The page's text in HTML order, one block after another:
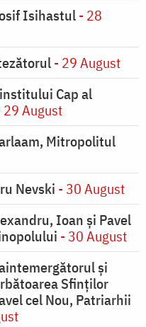
Isihastul- 28
- 29 August
Cap al
29 August
Mitropolitul
Nevski - 30 August
Ioan şi Pavel
- 30 August
şi
Sfinţilor
cel Nou, Patriarhii